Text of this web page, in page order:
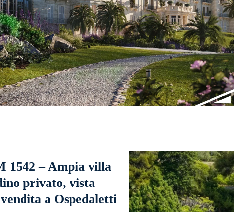
1542 – Ampia villa
privato, vista
a Ospedaletti